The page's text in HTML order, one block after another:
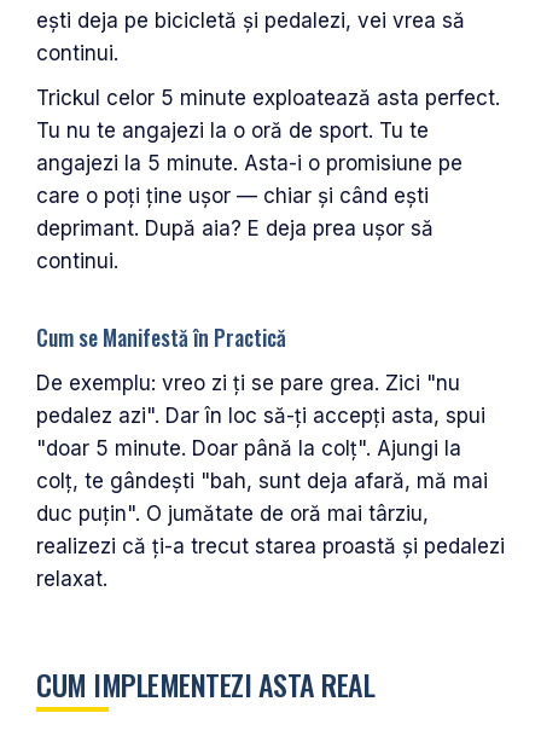
ești deja pe bicicletă și pedalezi, vei vrea să
continui.
Trickul celor 5 minute exploatează asta perfect.
Tu nu te angajezi la o oră de sport. Tu te
angajezi la 5 minute. Asta-i o promisiune pe
care o poți ține ușor — chiar și când ești
deprimant. După aia? E deja prea ușor să
continui.
Cum se Manifestă în Practică
De exemplu: vreo zi ți se pare grea. Zici "nu
pedalez azi". Dar în loc să-ți accepți asta, spui
"doar 5 minute. Doar până la colț". Ajungi la
colț, te gândești "bah, sunt deja afară, mă mai
duc puțin". O jumătate de oră mai târziu,
realizezi că ți-a trecut starea proastă și pedalezi
relaxat.
CUM IMPLEMENTEZI ASTA REAL